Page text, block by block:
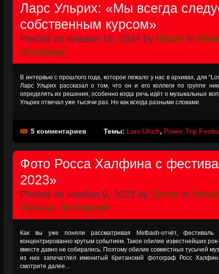
Ларс Ульрих: «Мы всегда
собственным курсом»
Posted on января 16, 2024 by Dimon in
Интервью
В интервью с прошлого года, которое лежало у нас в архивах, для
Ларс Ульрих рассказал о том, что он и его коллеги по группе
определять их решения, особенно когда речь идёт о музыкальных
Ульрих отвечал уже тысячи раз. Но как всегда разными словами.
5 комментариев Темы: Lars Ulrich, Power Trip
Фото Росса Халфина с
2023»
Posted on ноября 9, 2023 by Dimon in
Музыки, Фотомузей
Как вы уже поняли рассматривая Metbash-отчёт,
концентрированно крутым событием. Такое обилие известнейших
вместе давно не собирались. Поэтому обилие совместных тусычей
из них запечатлел именитый британский фотограф Росс
смотрите далее…